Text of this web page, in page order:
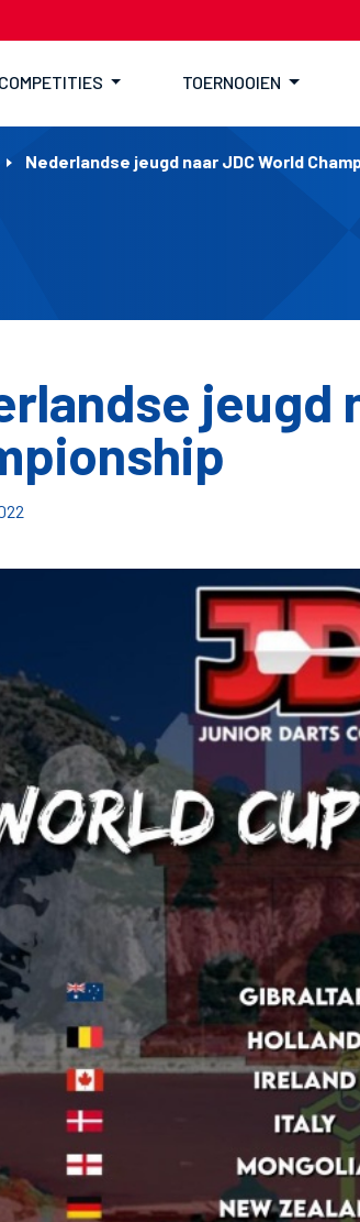
COMPETITIES TOERNOOIEN
Nederlandse jeugd naar JDC World
jeugd